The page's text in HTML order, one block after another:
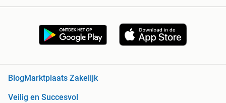
Blog Marktplaats Zakelijk
Veilig en Succesvol